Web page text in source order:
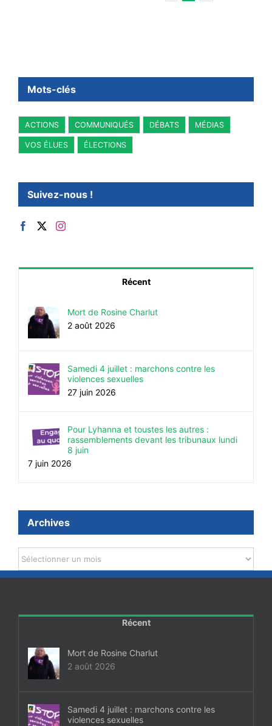
Mots-clés
ACTIONS COMMUNIQUÉS DÉBATS MÉDIAS
VOS ÉLUES ÉLECTIONS
Suivez-nous !
Récent
Mort de Rosine Charlut
2 août 2026
Samedi 4 juillet : marchons contre les
violences sexuelles
27 juin 2026
Pour Lyhanna et toustes les autres :
rassemblements devant les tribunaux lundi
8 juin
7 juin 2026
Archives
Archives
Récent
Mort de Rosine Charlut
2 août 2026
Samedi 4 juillet : marchons contre les
violences sexuelles